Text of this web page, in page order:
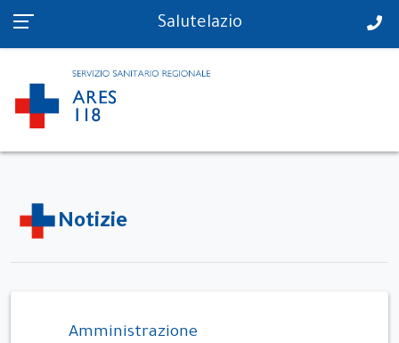
PS in tempo reale Salutelazio
Notizie
Amministrazione